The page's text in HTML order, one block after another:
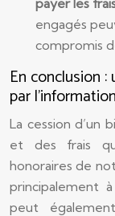
payer les
engagés
compromis
En conclusion
par l’information
La cession d’un
et des frais
honoraires de
principalement
peut